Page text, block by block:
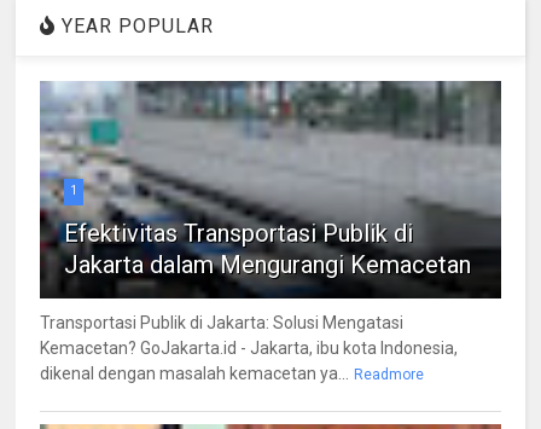
YEAR POPULAR
1
Efektivitas Transportasi Publik di
Jakarta dalam Mengurangi Kemacetan
Transportasi Publik di Jakarta: Solusi Mengatasi
Kemacetan? GoJakarta.id - Jakarta, ibu kota Indonesia,
dikenal dengan masalah kemacetan ya... Readmore